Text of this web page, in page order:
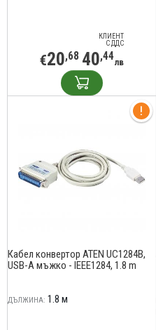
КЛИЕНТ
С ДДС
€20,68 40,44лв
Кабел конвертор ATEN UC1284B,
USB-A мъжко - IEEE1284, 1.8 m
ДЪЛЖИНА: 1.8 м